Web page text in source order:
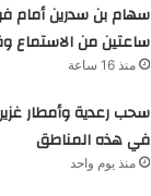
سهام بن سدرين أمام
ساعتين من الاستماع
منذ 16 ساعة
سحب رعدية وأمطار
في هذه المناطق
منذ يوم واحد